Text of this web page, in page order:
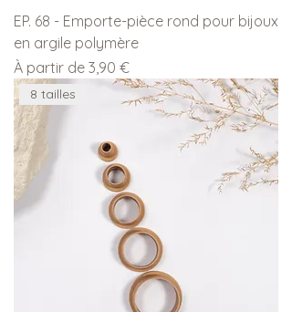
EP. 68 - Emporte-pièce rond pour bijoux
en argile polymère
À partir de 3,90 €
Prix promotionnel
8 tailles